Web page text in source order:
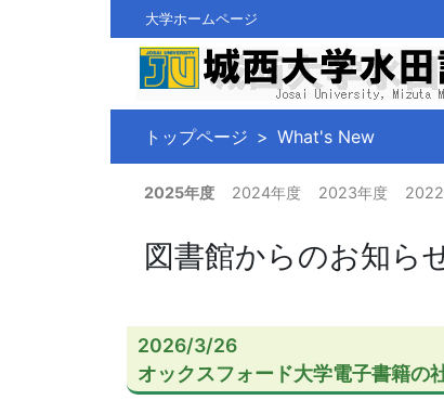
大学ホームページ
トップページ What's New
2025年度 2024年度 2023年度
図書館からのお知ら
2026/3/26
オックスフォード大学電子書籍の